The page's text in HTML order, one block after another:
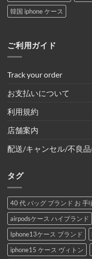
韓国 iphone ケース
ご利用ガイド
Track your order
お支払いについて
利用規約
店舗案内
配送/キャンセル/不良
タグ
40 代 バッグ ブランド お 手
airpodsケース ハイブランド
Iphone13ケース ブランド
iphone15 ケース ヴィトン